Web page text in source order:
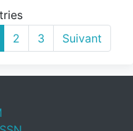
2 3 Suivant